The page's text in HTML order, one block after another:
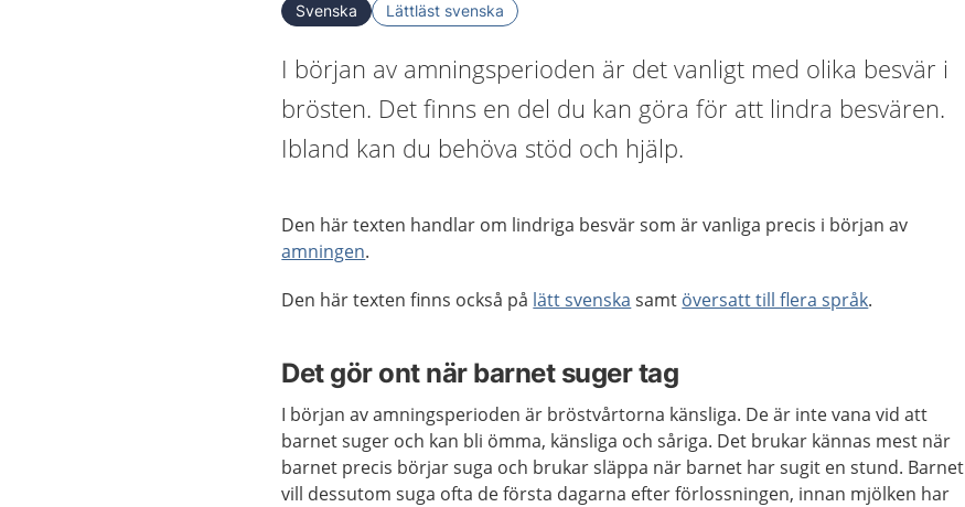
Svenska Lättläst svenska
I början av amningsperioden är det vanligt med olika besvär i
brösten. Det finns en del du kan göra för att lindra besvären.
Ibland kan du behöva stöd och hjälp.
Den här texten handlar om lindriga besvär som är vanliga precis i början av
amningen.
Den här texten finns också på lätt svenska samt översatt till flera språk.
Det gör ont när barnet suger tag
I början av amningsperioden är bröstvårtorna känsliga. De är inte vana vid att
barnet suger och kan bli ömma, känsliga och såriga. Det brukar kännas mest när
barnet precis börjar suga och brukar släppa när barnet har sugit en stund. Barnet
vill dessutom suga ofta de första dagarna efter förlossningen, innan mjölken har